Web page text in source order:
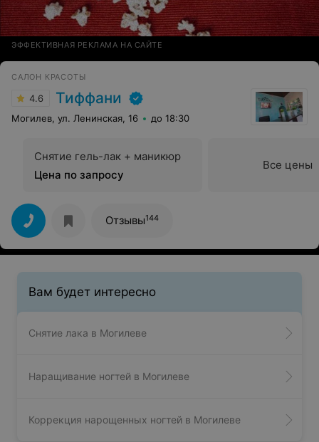
ЭФФЕКТИВНАЯ РЕКЛАМА НА САЙТЕ
САЛОН КРАСОТЫ
4.6 Тиффани
Могилев, ул. Ленинская, 16 до 18:30
Снятие гель-лак + маникюр
Цена по запросу
Все цены
Отзывы144
Вам будет интересно
Снятие лака в Могилеве
Наращивание ногтей в Могилеве
Коррекция нарощенных ногтей в Могилеве